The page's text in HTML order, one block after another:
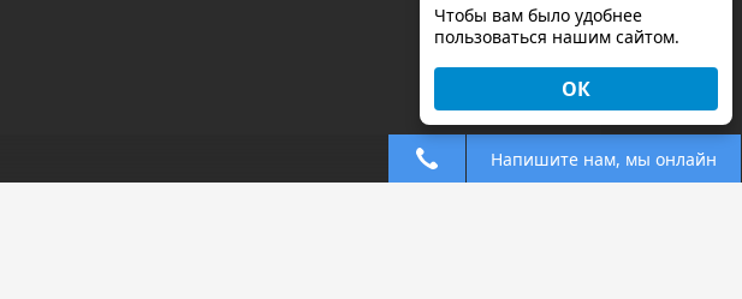
Напишите нам, мы онлайн
Чтобы вам было удобнее
пользоваться нашим сайтом.
ОК